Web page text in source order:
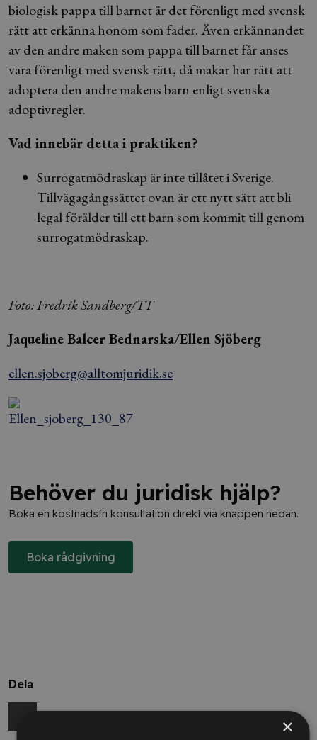
biologisk pappa till barnet är det förenligt med svensk
rätt att erkänna honom som fader. Även erkännandet
av den andre maken som pappa till barnet får anses
vara förenligt med svensk rätt, då makar har rätt att
adoptera den andre makens barn enligt svenska
adoptivregler.
Vad innebär detta i praktiken?
Surrogatmödraskap är inte tillåtet i Sverige.
Tillvägagångssättet ovan är ett nytt sätt att bli
legal förälder till ett barn som kommit till genom
surrogatmödraskap.
Foto: Fredrik Sandberg/TT
Jaqueline Balcer Bednarska/Ellen Sjöberg
ellen.sjoberg@alltomjuridik.se
Behöver du juridisk hjälp?
Boka en kostnadsfri konsultation direkt via knappen nedan.
Boka rådgivning
Dela
×